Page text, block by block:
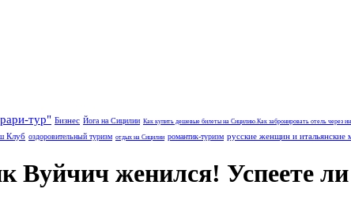
тур" Бизнес Йога на Сицилии Как купить дешевые билеты на Сицилию.Как забронировать отель через
Клуб оздоровительный туризм отдых на Сицилии романтик-туризм русские женщин и
Вуйчич женился! Успеете